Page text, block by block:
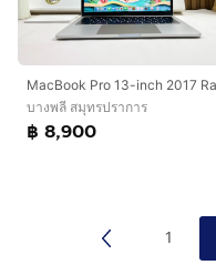
บางพลี สมุทรปราการ
฿ 8,900
1